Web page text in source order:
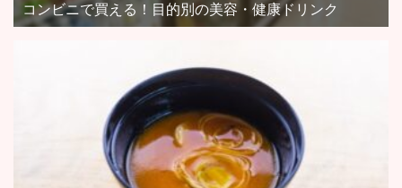
コンビニで買える！目的別の美容・健康ドリンク